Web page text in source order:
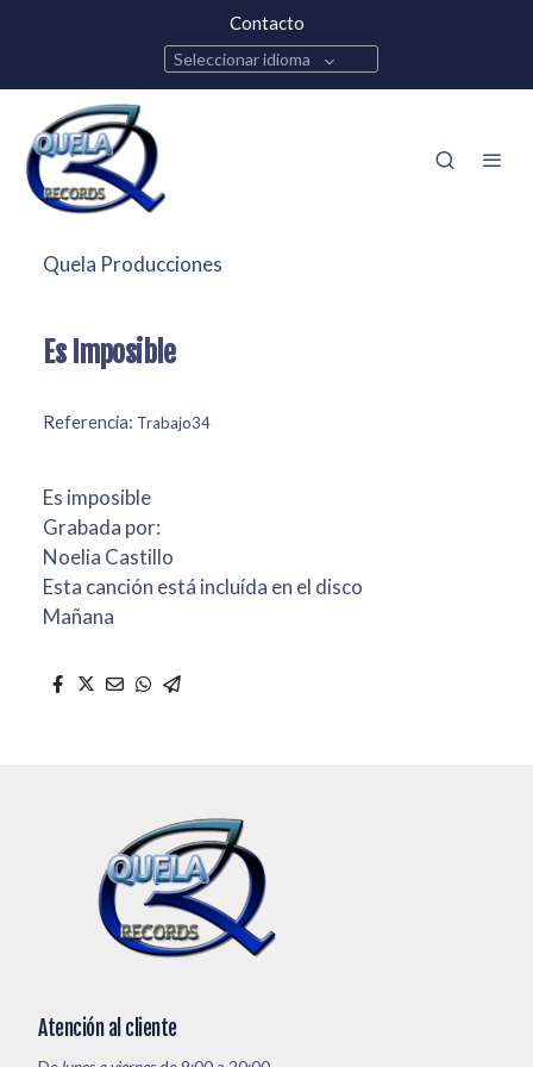
Contacto
Seleccionar idioma
Quela Producciones
Es Imposible
Referencia: Trabajo34
Es imposible
Grabada por:
Noelia Castillo
Esta canción está incluída en el disco
Mañana
Atención al cliente